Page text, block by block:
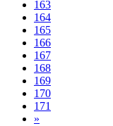
163
164
165
166
167
168
169
170
171
»